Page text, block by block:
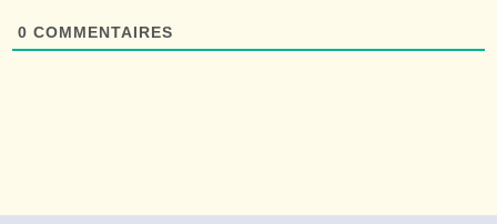
0 COMMENTAIRES